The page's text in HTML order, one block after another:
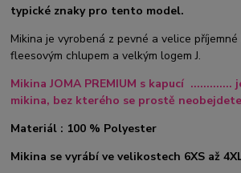
typické znaky pro tento model.
Mikina je vyrobená z pevné a velice
fleesovým chlupem a velkým logem J.
Mikina JOMA PREMIUM s kapucí .............
mikina, bez kterého se prostě
Materiál : 100 % Polyester
Mikina se vyrábí ve velikostech 6XS až